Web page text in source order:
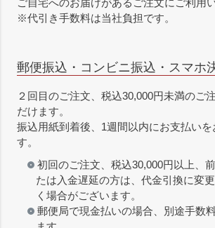
※代引き手数料は当社負担です。
郵便振込・コンビニ振込・スマホ
２回目のご注文、税込30,000円未満のご
だけます。
振込用紙到着後、1週間以内にお支払いを
す。
初回のご注文、税込30,000円以上、
たは入金遅延の方は、代金引換に変
く場合がございます。
郵便局で現金払いの場合、別途手数